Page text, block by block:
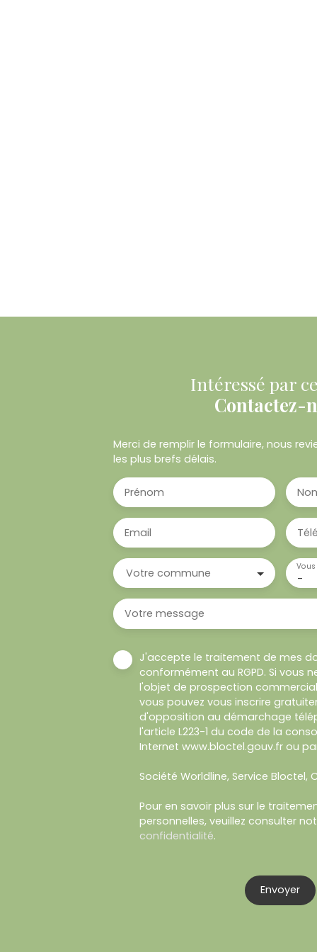
Intéressé par
Contactez-
Merci de remplir le formulaire, nous
les plus brefs délais.
Prénom
Email
Votre commune -
Vous
Votre message
J'accepte le traitement de mes
conformément au RGPD. Si vous
l'objet de prospection
vous pouvez vous inscrire
d'opposition au démarchage
l'article L223-1 du code de la
Internet www.bloctel.gouv.fr ou
Société Worldline, Service Bloctel, CS
Pour en savoir plus sur le
personnelles, veuillez consulter
confidentialité.
Envoyer